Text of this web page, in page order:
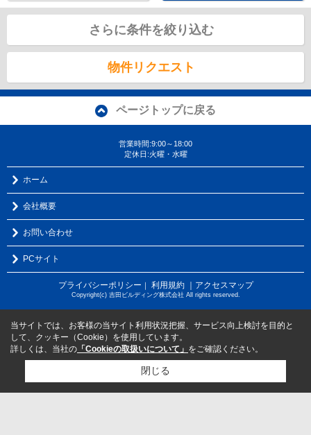
さらに条件を絞り込む
物件リクエスト
ページトップに戻る
営業時間:9:00～18:00
定休日:火曜・水曜
ホーム
会社概要
お問い合わせ
PCサイト
プライバシーポリシー ｜ 利用規約 ｜アクセスマップ
Copyright(c) 吉田ビルディング株式会社 All rights reserved.
当サイトでは、お客様の当サイト利用状況把握、サービス向上検討を目的と
して、クッキー（Cookie）を使用しています。
詳しくは、当社の 「Cookieの取扱いについて」 をご確認ください。
閉じる